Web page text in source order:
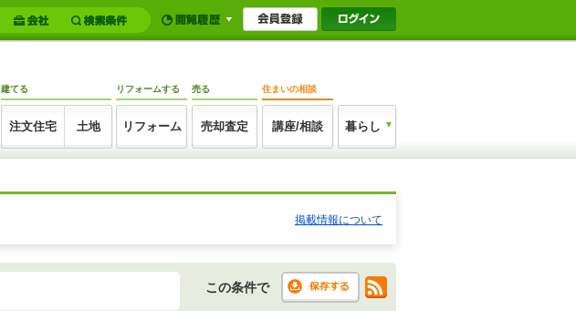
建てる
注文住宅 土地
リフォームする
リフォーム
売る
売却査定
住まいの相談
講座/相談 暮らし
掲載情報について
この条件で